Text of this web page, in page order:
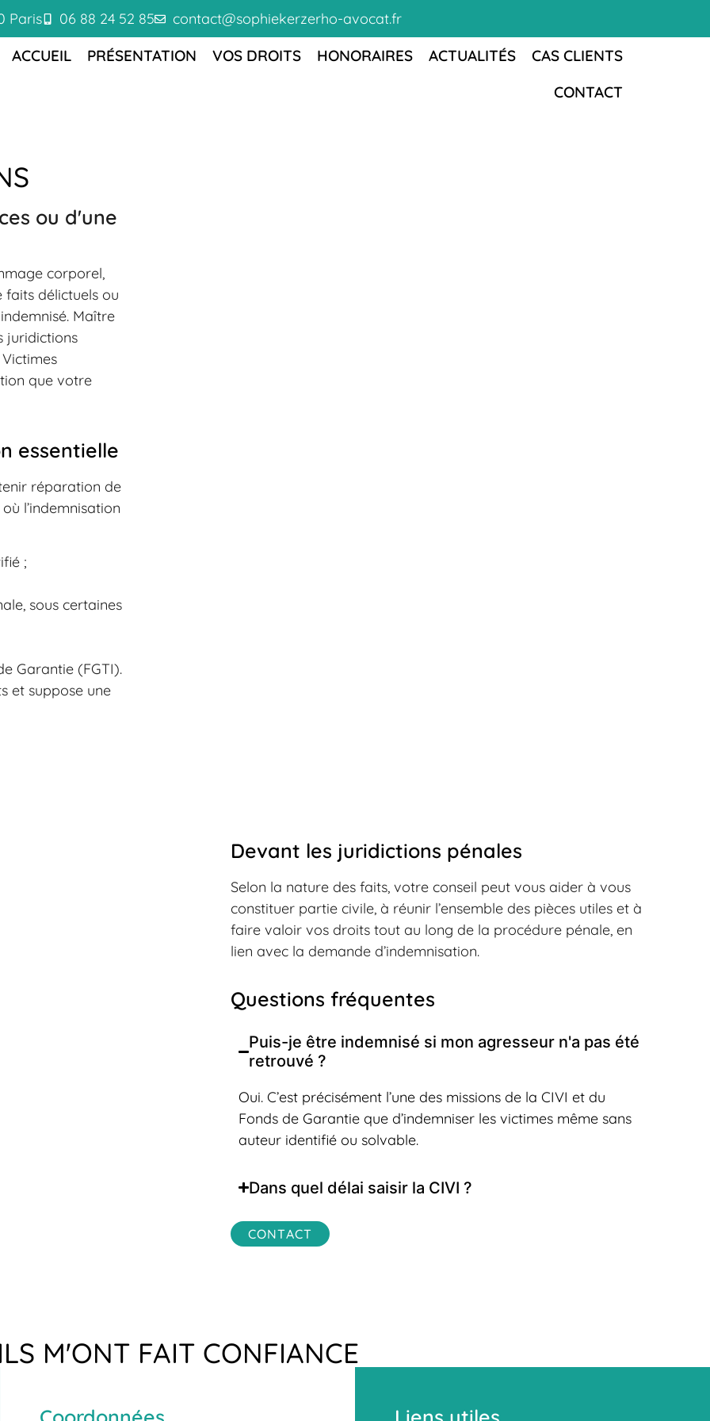
Paris 06 88 24 52 85 contact@sophiekerzerho-avocat.fr
ACCUEIL PRÉSENTATION VOS DROITS HONORAIRES ACTUALITÉS
CAS CLIENTS
CONTACT
ou d'une
corporel,
faits délictuels ou
Maître
juridictions
que votre
essentielle
réparation de
l’indemnisation
;
sous certaines
Garantie (FGTI).
et suppose une
Devant les juridictions pénales
Selon la nature des faits, votre conseil peut vous aider à vous
constituer partie civile, à réunir l’ensemble des pièces utiles et à
faire valoir vos droits tout au long de la procédure pénale, en
lien avec la demande d’indemnisation.
Questions fréquentes
Puis-je être indemnisé si mon agresseur n'a pas été
retrouvé ?
Oui. C’est précisément l’une des missions de la CIVI et du
Fonds de Garantie que d’indemniser les victimes même sans
auteur identifié ou solvable.
Dans quel délai saisir la CIVI ?
CONTACT
ILS M'ONT FAIT CONFIANCE